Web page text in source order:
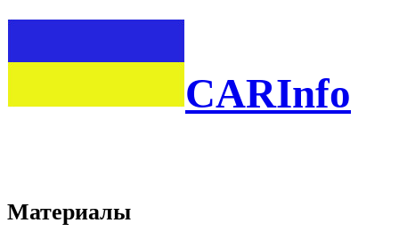
CARInfo
Материалы